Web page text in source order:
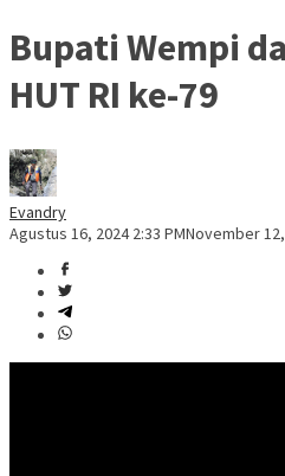
Bupati Wempi
HUT RI ke-79
Evandry
Agustus 16, 2024 2:33 PMNovember